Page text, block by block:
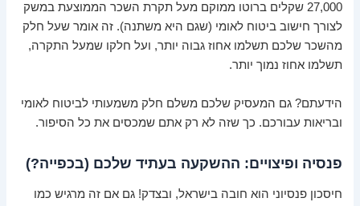
27,000 שקלים ברוטו ממוקם מעל תקרת השכר הממוצעת במשק
לצורך חישוב ביטוח לאומי (שגם היא משתנה). זה אומר שעל חלק
מהשכר שלכם תשלמו אחוז גבוה יותר, ועל חלקו שמעל התקרה,
תשלמו אחוז נמוך יותר.
הידעתם? גם המעסיק שלכם משלם חלק משמעותי לביטוח לאומי
ובריאות עבורכם. כך שזה לא רק אתם שמכסים את כל הסיפור.
פנסיה ופיצויים: ההשקעה בעתיד שלכם (בכפייה?)
חיסכון פנסיוני הוא חובה בישראל, ובצדק! גם אם זה מרגיש כמו